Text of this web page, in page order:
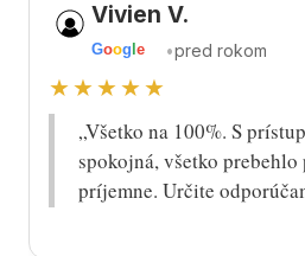
Vivien V.
Goog le •pred rokom
★★★★★
„Všetko na 100%. S
spokojná, všetko
príjemne. Určite